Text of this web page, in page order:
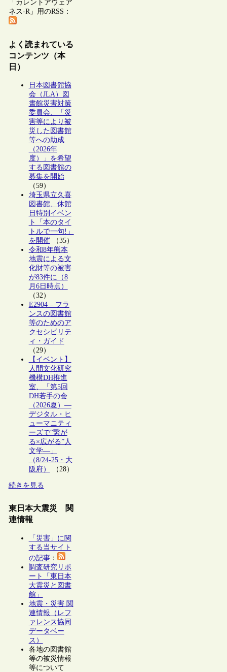
「カレントアウェア
ネス-R」用のRSS：
よく読まれている
コンテンツ（本
日）
日本図書館協
会（JLA）図
書館災害対策
委員会、「災
害等により被
災した図書館
等への助成
（2026年
度）」を希望
する図書館の
募集を開始
（59）
埼玉県立久喜
図書館、休館
日特別イベン
ト「本のタイ
トルで一句!」
を開催（35）
令和8年熊本
地震による文
化財等の被害
が83件に（8
月6日時点）
（32）
E2904 – フラ
ンスの図書館
等のためのア
クセシビリテ
ィ・ガイド
（29）
【イベント】
人間文化研究
機構DH推進
室、「第5回
DH若手の会
（2026夏）―
デジタル・ヒ
ューマニティ
ーズで“繋が
る×広がる”人
文学―」
（8/24-25・大
阪府）
（28）
続きを見る
東日本大震災 関
連情報
「災害」に関
する当サイト
の記事：
調査研究リポ
ート「東日本
大震災と図書
館」
地震・災害 関
連情報（レフ
ァレンス協同
データベー
ス）
各地の図書館
等の被災情報
等について